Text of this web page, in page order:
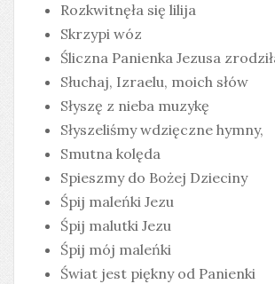
Rozkwitnęła się lilija
Skrzypi wóz
Śliczna Panienka Jezusa
Słuchaj, Izraelu, moich słów
Słyszę z nieba muzykę
Słyszeliśmy wdzięczne hymny,
Smutna kolęda
Spieszmy do Bożej Dzieciny
Śpij maleńki Jezu
Śpij malutki Jezu
Śpij mój maleńki
Świat jest piękny od Panienki